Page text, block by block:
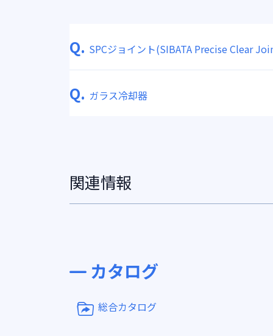
Q. SPCジョイント(SIBATA Precise Clear
Q. ガラス冷却器
関連情報
カタログ
総合カタログ